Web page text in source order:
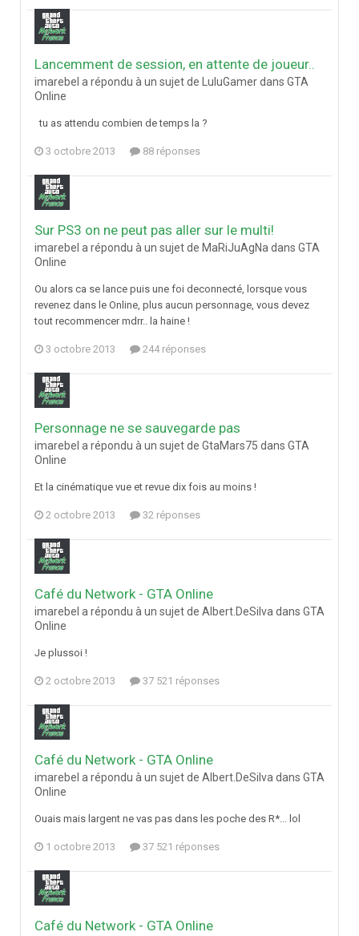
Lancemment de session, en attente de joueur..
imarebel a répondu à un sujet de LuluGamer dans GTA
Online
tu as attendu combien de temps la ?
3 octobre 2013 88 réponses
Sur PS3 on ne peut pas aller sur le multi!
imarebel a répondu à un sujet de MaRiJuAgNa dans GTA
Online
Ou alors ca se lance puis une foi deconnecté, lorsque vous
revenez dans le Online, plus aucun personnage, vous devez
tout recommencer mdrr.. la haine !
3 octobre 2013 244 réponses
Personnage ne se sauvegarde pas
imarebel a répondu à un sujet de GtaMars75 dans GTA
Online
Et la cinématique vue et revue dix fois au moins !
2 octobre 2013 32 réponses
Café du Network - GTA Online
imarebel a répondu à un sujet de Albert.DeSilva dans GTA
Online
Je plussoi !
2 octobre 2013 37 521 réponses
Café du Network - GTA Online
imarebel a répondu à un sujet de Albert.DeSilva dans GTA
Online
Ouais mais largent ne vas pas dans les poche des R*... lol
1 octobre 2013 37 521 réponses
Café du Network - GTA Online